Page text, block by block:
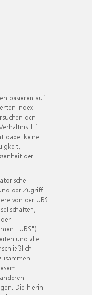
basieren auf
Index-
den
1:1
dabei keine
der
der Zugriff
von der UBS
"UBS")
und alle
Die hierin